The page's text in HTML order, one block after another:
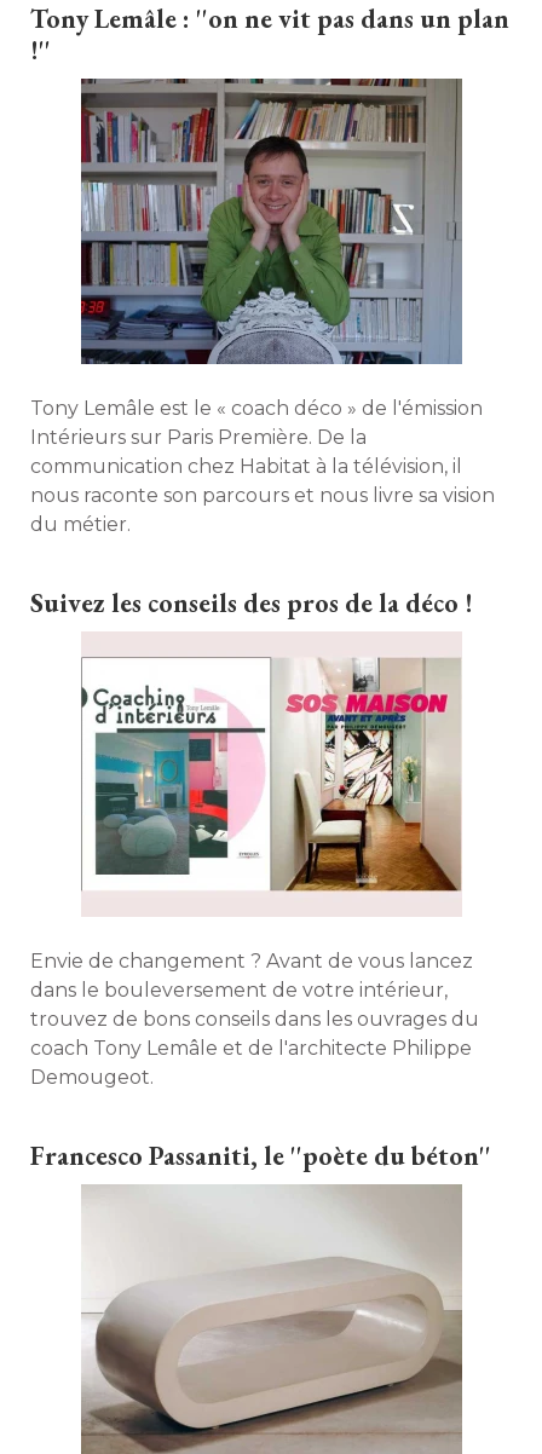
Tony Lemâle : ''on ne vit pas dans un plan
!''
Tony Lemâle est le « coach déco » de l'émission
Intérieurs sur Paris Première. De la
communication chez Habitat à la télévision, il
nous raconte son parcours et nous livre sa vision
du métier.
Suivez les conseils des pros de la déco !
Envie de changement ? Avant de vous lancez
dans le bouleversement de votre intérieur,
trouvez de bons conseils dans les ouvrages du
coach Tony Lemâle et de l'architecte Philippe
Demougeot.
Francesco Passaniti, le ''poète du béton''